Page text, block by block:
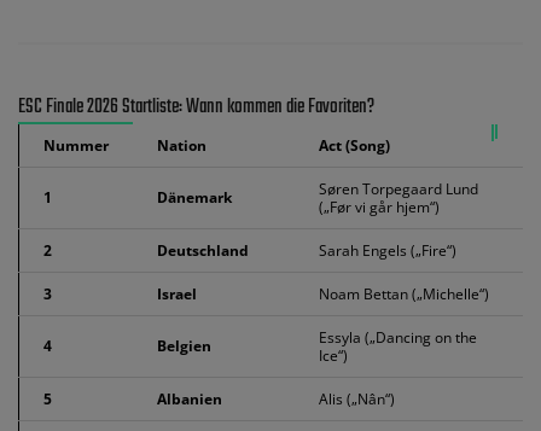
ESC Finale 2026 Startliste: Wann kommen die Favoriten?
Nummer Nation Act (Song)
1 Dänemark
Søren Torpegaard Lund
(„Før vi går hjem“)
2 Deutschland Sarah Engels („Fire“)
3 Israel Noam Bettan („Michelle“)
4 Belgien
Essyla („Dancing on the
Ice“)
5 Albanien Alis („Nân“)